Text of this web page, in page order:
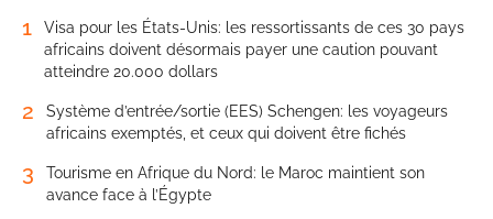
1
Visa pour les États-Unis: les ressortissants de ces 30 pays
africains doivent désormais payer une caution pouvant
atteindre 20.000 dollars
2
Système d’entrée/sortie (EES) Schengen: les voyageurs
africains exemptés, et ceux qui doivent être fichés
3
Tourisme en Afrique du Nord: le Maroc maintient son
avance face à l’Égypte